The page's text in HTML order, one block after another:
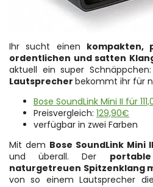
Ihr sucht einen kompakten,
ordentlichen und satten
aktuell ein super
Lautsprecher bekommt ihr für
Bose SoundLink Mini II für
Preisvergleich: 129,90€
verfügbar in zwei Farben
Mit dem Bose SoundLink Mini II
und überall. Der
naturgetreuen Spitzenklang
von so einem Lautsprecher